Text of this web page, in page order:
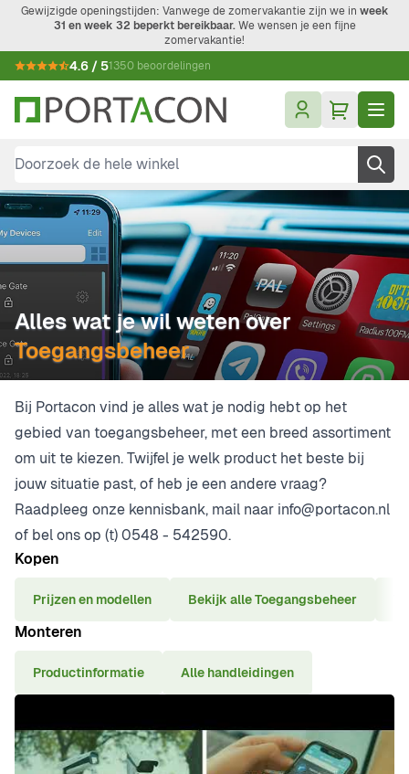
Ga naar de inhoud
Gewijzigde openingstijden: Vanwege de zomervakantie zijn we in week
31 en week 32 beperkt bereikbaar.We wensen je een fijne
zomervakantie!
4.6 / 51350 beoordelingen
Doorzoek de hele winkel
Alles wat je wil weten over
Toegangsbeheer
Bij Portacon vind je alles wat je nodig hebt op het
gebied van toegangsbeheer, met een breed assortiment
om uit te kiezen. Twijfel je welk product het beste bij
jouw situatie past, of heb je een andere vraag?
Raadpleeg onze kennisbank, mail naar info@portacon.nl
of bel ons op (t)0548 - 542590.
Kopen
Prijzen en modellen Bekijk alle Toegangsbeheer
Monteren
Productinformatie Alle handleidingen